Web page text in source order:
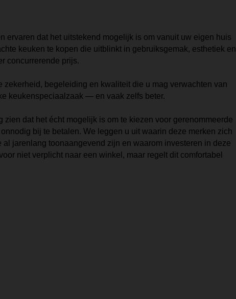
ervaren dat het uitstekend mogelijk is om vanuit uw eigen huis
keuken te kopen die uitblinkt in gebruiksgemak, esthetiek en
concurrerende prijs.
zekerheid, begeleiding en kwaliteit die u mag verwachten van
keukenspeciaalzaak — en vaak zelfs beter.
zien dat het écht mogelijk is om te kiezen voor gerenommeerde
bij te betalen. We leggen u uit waarin deze merken zich
al jarenlang toonaangevend zijn en waarom investeren in deze
niet verplicht naar een winkel, maar regelt dit comfortabel